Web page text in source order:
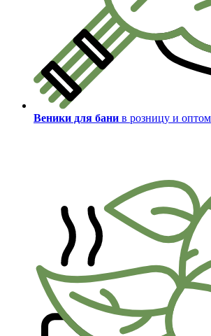
Веники для бани в розницу и оптом